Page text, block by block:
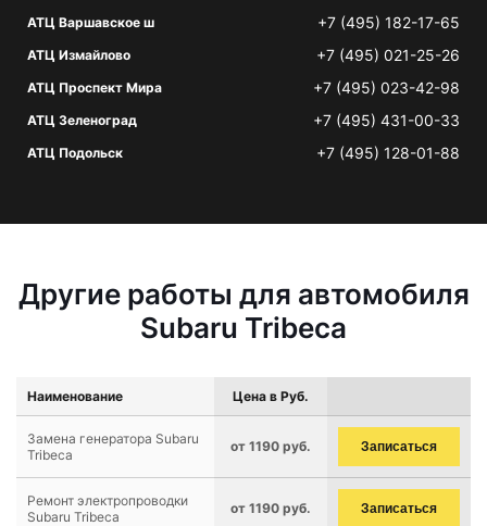
АТЦ Варшавское ш +7 (495) 182-17-65
АТЦ Измайлово +7 (495) 021-25-26
АТЦ Проспект Мира +7 (495) 023-42-98
АТЦ Зеленоград +7 (495) 431-00-33
АТЦ Подольск +7 (495) 128-01-88
Другие работы для автомобиля
Subaru Tribeca
Наименование Цена в Руб.
Замена генератора Subaru
Tribeca
от 1190 руб. Записаться
Ремонт электропроводки
Subaru Tribeca
от 1190 руб. Записаться